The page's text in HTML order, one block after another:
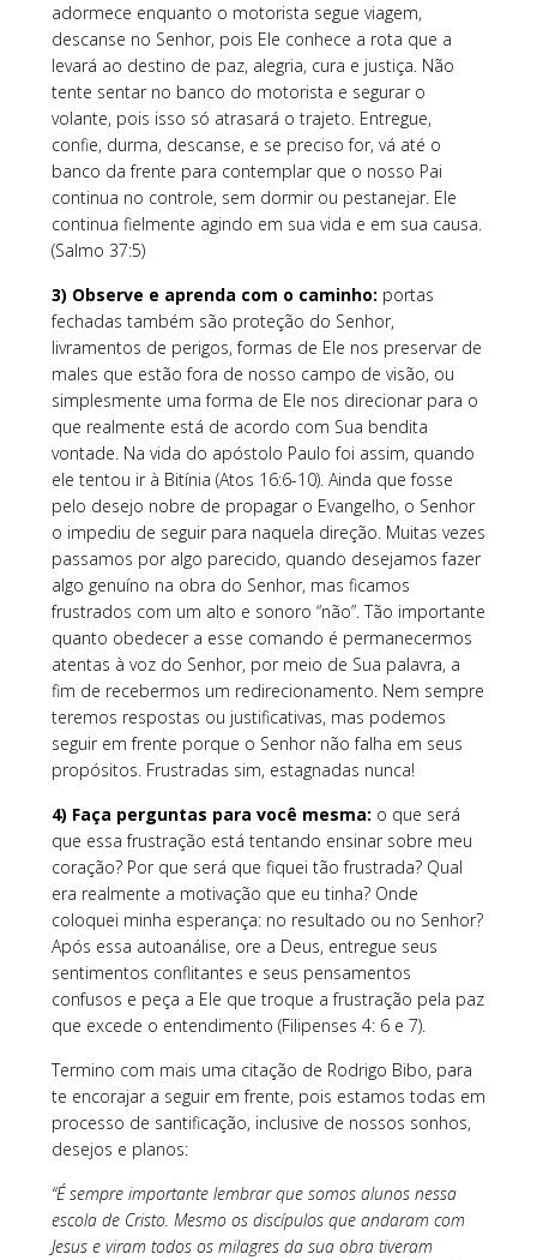
adormece enquanto o motorista segue viagem,
descanse no Senhor, pois Ele conhece a rota que a
levará ao destino de paz, alegria, cura e justiça. Não
tente sentar no banco do motorista e segurar o
volante, pois isso só atrasará o trajeto. Entregue,
confie, durma, descanse, e se preciso for, vá até o
banco da frente para contemplar que o nosso Pai
continua no controle, sem dormir ou pestanejar. Ele
continua fielmente agindo em sua vida e em sua causa.
(Salmo 37:5)
3) Observe e aprenda com o caminho: portas
fechadas também são proteção do Senhor,
livramentos de perigos, formas de Ele nos preservar de
males que estão fora de nosso campo de visão, ou
simplesmente uma forma de Ele nos direcionar para o
que realmente está de acordo com Sua bendita
vontade. Na vida do apóstolo Paulo foi assim, quando
ele tentou ir à Bitínia (Atos 16:6-10). Ainda que fosse
pelo desejo nobre de propagar o Evangelho, o Senhor
o impediu de seguir para naquela direção. Muitas vezes
passamos por algo parecido, quando desejamos fazer
algo genuíno na obra do Senhor, mas ficamos
frustrados com um alto e sonoro “não”. Tão importante
quanto obedecer a esse comando é permanecermos
atentas à voz do Senhor, por meio de Sua palavra, a
fim de recebermos um redirecionamento. Nem sempre
teremos respostas ou justificativas, mas podemos
seguir em frente porque o Senhor não falha em seus
propósitos. Frustradas sim, estagnadas nunca!
4) Faça perguntas para você mesma: o que será
que essa frustração está tentando ensinar sobre meu
coração? Por que será que fiquei tão frustrada? Qual
era realmente a motivação que eu tinha? Onde
coloquei minha esperança: no resultado ou no Senhor?
Após essa autoanálise, ore a Deus, entregue seus
sentimentos conflitantes e seus pensamentos
confusos e peça a Ele que troque a frustração pela paz
que excede o entendimento (Filipenses 4: 6 e 7).
Termino com mais uma citação de Rodrigo Bibo, para
te encorajar a seguir em frente, pois estamos todas em
processo de santificação, inclusive de nossos sonhos,
desejos e planos:
“É sempre importante lembrar que somos alunos nessa
escola de Cristo. Mesmo os discípulos que andaram com
Jesus e viram todos os milagres da sua obra tiveram